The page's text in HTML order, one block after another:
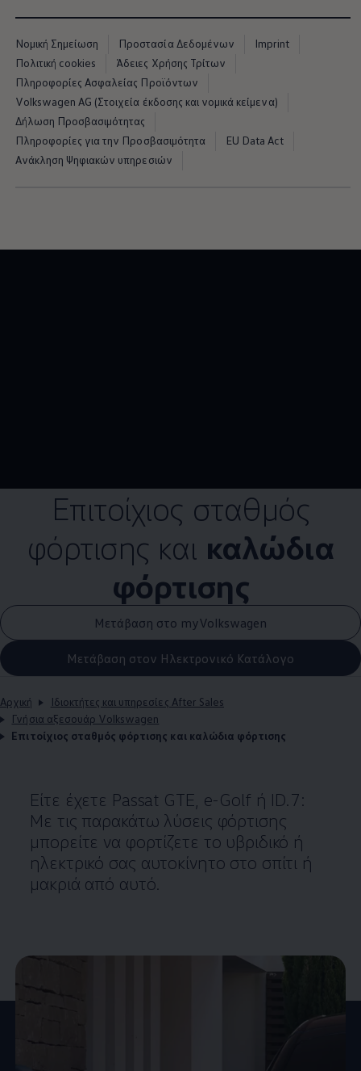
Επιτοίχιος σταθμός
φόρτισης και καλώδια
φόρτισης
Μετάβαση στο myVolkswagen
Μετάβαση στον Ηλεκτρονικό Κατάλογο
Αρχική
Ιδιοκτήτες και υπηρεσίες After Sales
Γνήσια αξεσουάρ Volkswagen
Επιτοίχιος σταθμός φόρτισης και καλώδια φόρτισης
Είτε έχετε Passat GTE, e-Golf ή ID.7:
Με τις παρακάτω λύσεις φόρτισης
μπορείτε να φορτίζετε το υβριδικό ή
ηλεκτρικό σας αυτοκίνητο στο σπίτι ή
μακριά από αυτό.
Νομική Σημείωση Προστασία Δεδομένων
Imprint
Πολιτική cookies
Άδειες Χρήσης Τρίτων
Πληροφορίες Ασφαλείας Προϊόντων
Volkswagen AG (Στοιχεία έκδοσης και νομικά κείμενα)
Δήλωση Προσβασιμότητας
Πληροφορίες για την Προσβασιμότητα
EU Data Act
Ανάκληση Ψηφιακών υπηρεσιών